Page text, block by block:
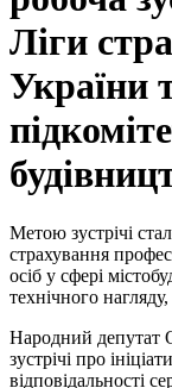
Ліги
України
Метою зустрічі
страхування
осіб у сфері
технічного
Народний депутат
зустрічі про
відповідальності